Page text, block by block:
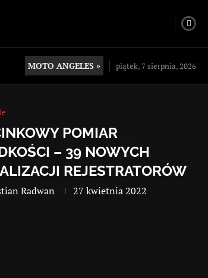
MOTO ANGELES » piątek, 7 sierpnia, 2026
POMIAR
– 39 NOWYCH
REJESTRATORÓW
Radwan 27 kwietnia 2022